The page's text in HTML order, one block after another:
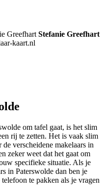
Stefanie Greefhart
kaart.nl
om tafel gaat, is het slim
rij te zetten. Het is vaak slim
verscheidene makelaars in
zeker weet dat het gaat om
specifieke situatie. Als je
in Paterswolde dan ben je
te pakken als je vragen